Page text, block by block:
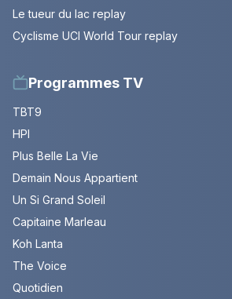
Le tueur du lac replay
Cyclisme UCI World Tour replay
Programmes TV
TBT9
HPI
Plus Belle La Vie
Demain Nous Appartient
Un Si Grand Soleil
Capitaine Marleau
Koh Lanta
The Voice
Quotidien